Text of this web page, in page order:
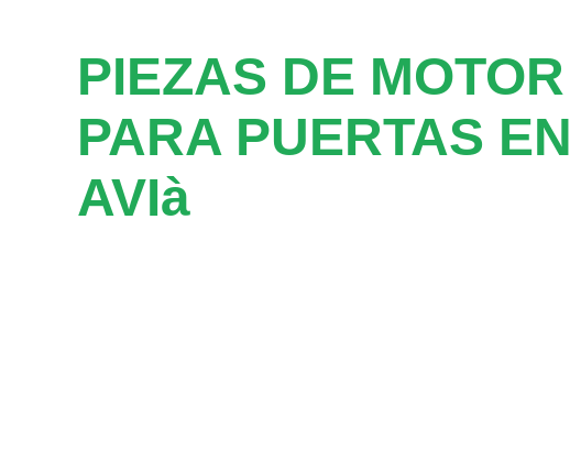
PIEZAS DE MOTOR
PARA PUERTAS EN
AVIà